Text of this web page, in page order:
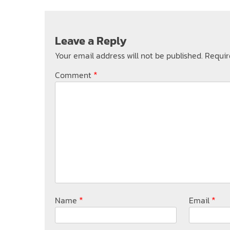
Leave a Reply
Your email address will not be published.
Comment *
Name * Email *